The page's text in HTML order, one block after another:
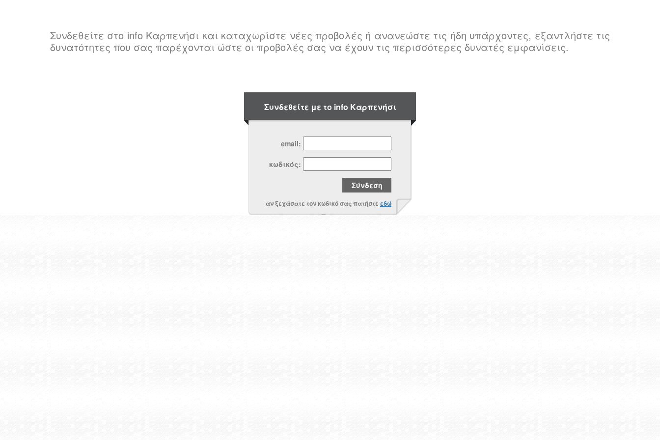
Συνδεθείτε στο info Καρπενήσι και καταχωρίστε νέες προβολές ή ανανεώστε τις ήδη υπάρχοντες, εξαντλήστε τις
δυνατότητες που σας παρέχονται ώστε οι προβολές σας να έχουν τις περισσότερες δυνατές εμφανίσεις.
Συνδεθείτε με το info Καρπενήσι
email:
κωδικός:
αν ξεχάσατε τον κωδικό σας πατήστε εδώ